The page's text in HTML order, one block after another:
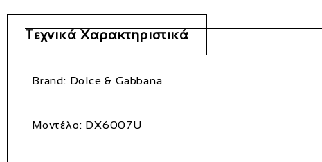
Τεχνικά Χαρακτηριστικά
Brand: Dolce & Gabbana
Μοντέλο: DX6007U